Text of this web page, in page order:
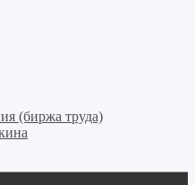
(биржа труда)